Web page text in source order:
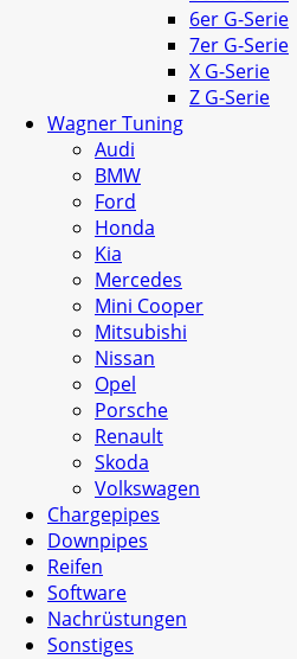
6er G-Serie
7er G-Serie
X G-Serie
Z G-Serie
Wagner Tuning
Audi
BMW
Ford
Honda
Kia
Mercedes
Mini Cooper
Mitsubishi
Nissan
Opel
Porsche
Renault
Skoda
Volkswagen
Chargepipes
Downpipes
Reifen
Software
Nachrüstungen
Sonstiges